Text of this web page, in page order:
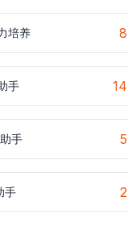
培养 8
手 14
手 5
手 2